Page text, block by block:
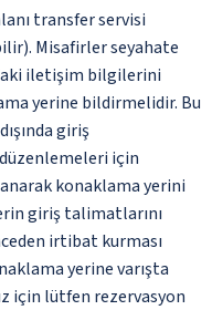
transfer servisi
Misafirler seyahate
iletişim bilgilerini
yerine bildirmelidir. Bu
giriş
için
konaklama yerini
giriş talimatlarını
irtibat kurması
yerine varışta
için lütfen rezervasyon